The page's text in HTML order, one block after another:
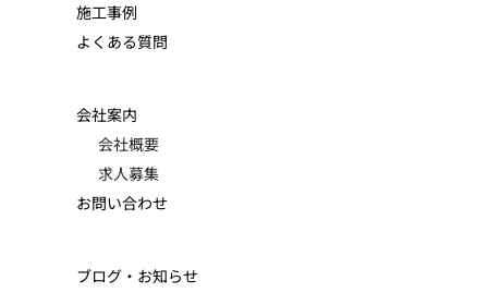
施工事例
よくある質問
会社案内
会社概要
求人募集
お問い合わせ
ブログ・お知らせ